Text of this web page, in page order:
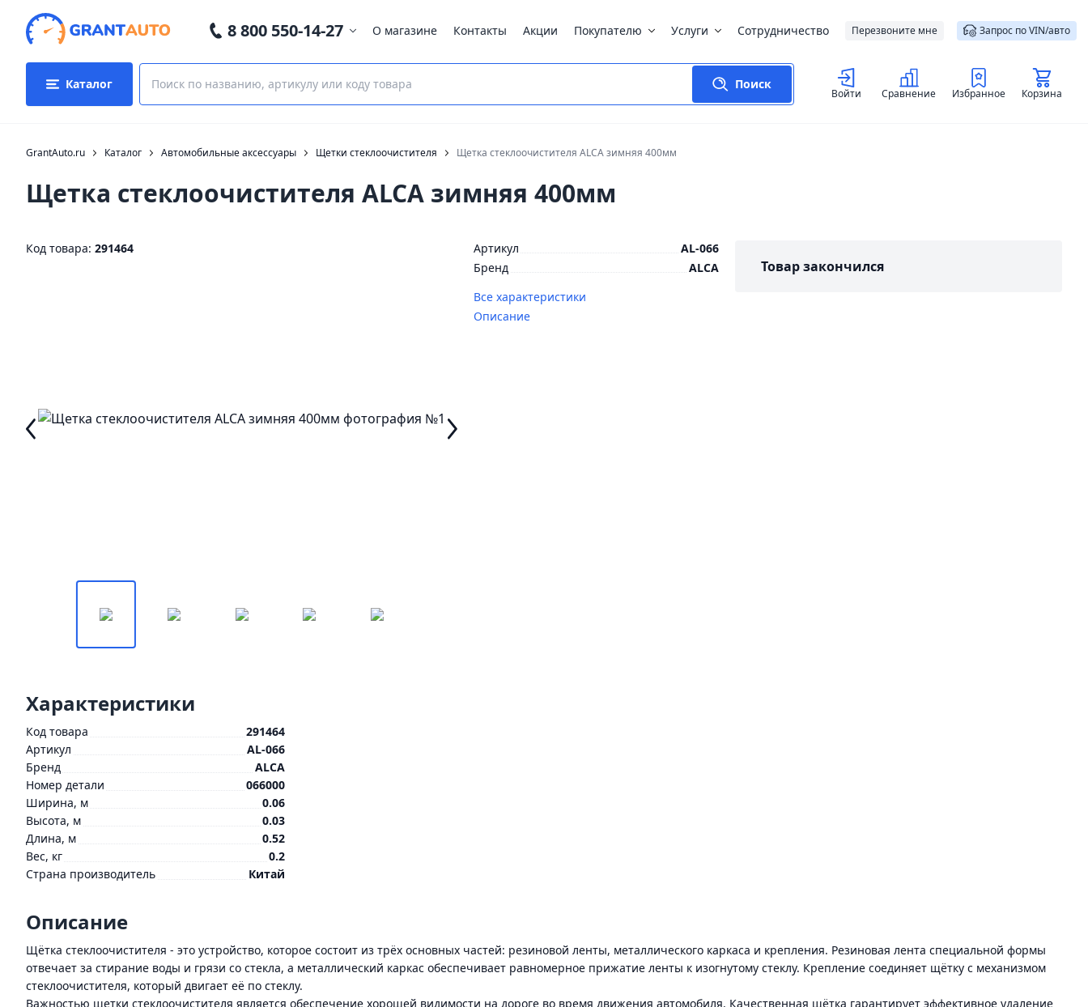
8 800 550-14-27 О магазине Контакты Акции Покупателю Услуги Сотрудничество Перезвоните мне Запрос по VIN/авто
Каталог Поиск
Войти Сравнение Избранное Корзина
GrantAuto.ru Каталог Автомобильные аксессуары Щетки стеклоочистителя Щетка стеклоочистителя ALCA зимняя 400мм
Щетка стеклоочистителя ALCA зимняя 400мм
Код товара: 291464 Артикул
AL-066
Бренд
ALCA
Все характеристики
Описание
Товар закончился
Характеристики
Код товара
291464
Артикул
AL-066
Бренд
ALCA
Номер детали
066000
Ширина, м
0.06
Высота, м
0.03
Длина, м
0.52
Вес, кг
0.2
Страна производитель
Китай
Описание
Щётка стеклоочистителя - это устройство, которое состоит из трёх основных частей: резиновой ленты, металлического каркаса и крепления. Резиновая лента специальной формы
отвечает за стирание воды и грязи со стекла, а металлический каркас обеспечивает равномерное прижатие ленты к изогнутому стеклу. Крепление соединяет щётку с механизмом
стеклоочистителя, который двигает её по стеклу.
Важностью щетки стеклоочистителя является обеспечение хорошей видимости на дороге во время движения автомобиля. Качественная щётка гарантирует эффективное удаление